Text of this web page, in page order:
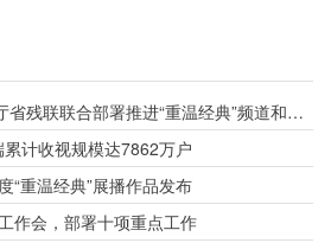
署推进“重温经典”频道和“光明影院”公益专区传播覆盖工作
累计收视规模达7862万户
“重温经典”展播作品发布
作会，部署十项重点工作